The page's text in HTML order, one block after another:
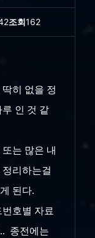
조회162
히 없을 정
인 것 같
는 많은 내
리하는걸
된다.
호별 자료
종전에는